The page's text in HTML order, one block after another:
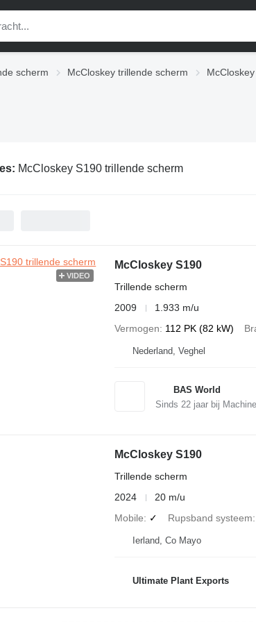
scherm McCloskey trillende scherm
McCloskey S190 trillende scherm
VIDEO
McCloskey S190
Trillende scherm
2009
1.933 m/u
Vermogen
112 PK (82 kW)
Nederland, Veghel
BAS World
Sinds 22jaar bij
McCloskey S190
Trillende scherm
2024
20 m/u
Mobile
✓ Rupsband systeem
Ierland, Co Mayo
Ultimate Plant Exports